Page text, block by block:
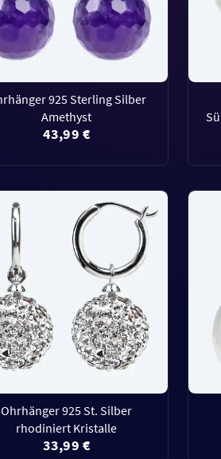
925 Sterling Silber
Amethyst
43,99 €
Ohrhänger 925 St. Silber
rhodiniert Kristalle
33,99 €